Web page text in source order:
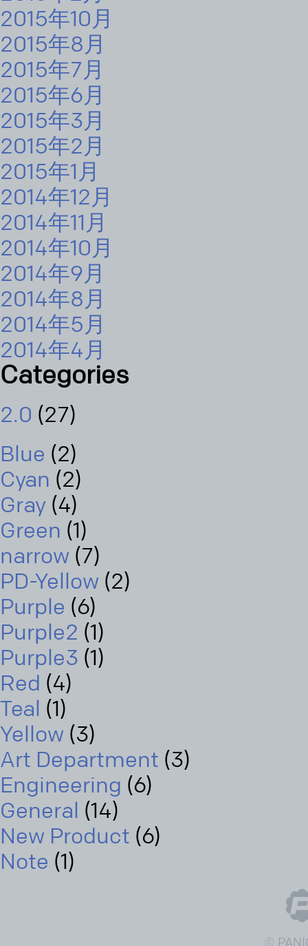
2015年10月
2015年8月
2015年7月
2015年6月
2015年3月
2015年2月
2015年1月
2014年12月
2014年11月
2014年10月
2014年9月
2014年8月
2014年5月
2014年4月
Categories
2.0 (27)
Blue (2)
Cyan (2)
Gray (4)
Green (1)
narrow (7)
PD-Yellow (2)
Purple (6)
Purple2 (1)
Purple3 (1)
Red (4)
Teal (1)
Yellow (3)
Art Department (3)
Engineering (6)
General (14)
New Product (6)
Note (1)